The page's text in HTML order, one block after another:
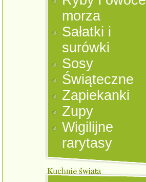
morza
Sałatki i
surówki
Sosy
Świąteczne
Zapiekanki
Zupy
Wigilijne
rarytasy